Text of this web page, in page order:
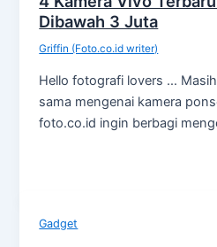
Dibawah 3 Juta
Griffin (Foto.co.id writer)
Hello fotografi lovers …
sama mengenai kamera
foto.co.id ingin berbagi
Gadget